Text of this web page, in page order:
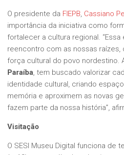
O presidente da FIEPB, Cassiano
importância da iniciativa como
fortalecer a cultura regional.
reencontro com as nossas raízes,
força cultural do povo nordestino.
Paraíba, tem buscado valorizar
identidade cultural, criando
memória e aproximem as novas
fazem parte da nossa história”,
Visitação
O SESI Museu Digital funciona de